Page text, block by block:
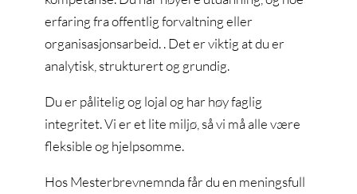
erfaring fra offentlig forvaltning eller
organisasjonsarbeid. . Det er viktig at du er
analytisk, strukturert og grundig.
Du er pålitelig og lojal og har høy faglig
integritet. Vi er et lite miljø, så vi må alle være
fleksible og hjelpsomme.
Hos Mesterbrevnemnda får du en meningsfull